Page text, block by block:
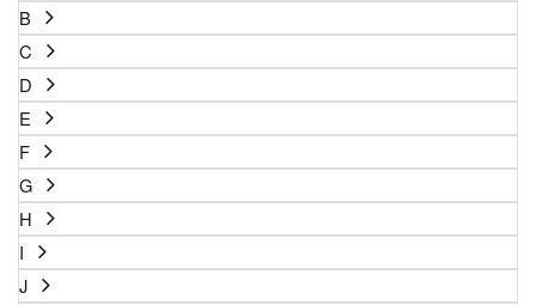
B
C
D
E
F
G
H
I
J